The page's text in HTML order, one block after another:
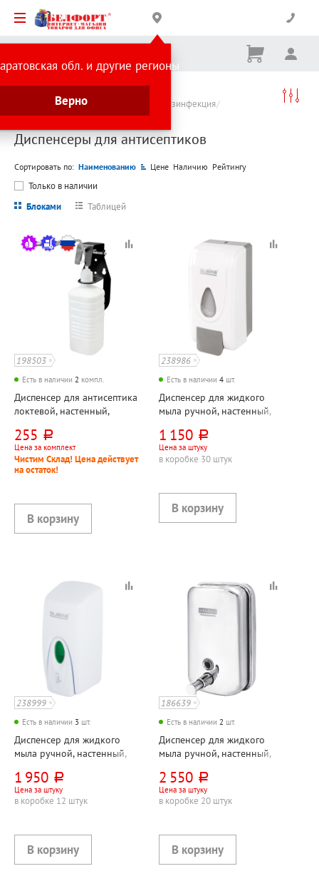
обл. и другие регионы
Верно
Корзина
Ничего
Каталог товаров
Средства индивидуальной защиты и дезинфекция
Диспенсеры для антисептиков
Диспенсеры для антисептиков
Сортировать по: Наименованию Цене Наличию Рейтингу
Только в наличии
Блоками
Таблицей
198503
Есть в наличии 2 компл.
Диспенсер для антисептика
локтевой, настенный,
255 руб.
Цена за комплект
Чистим Склад! Цена действует
на остаток!
238986
Есть в наличии 4 шт.
Диспенсер для жидкого
мыла ручной, настенный,
(Professional)", 1л, пластик,
белый
1 150 руб.
Цена за штуку
в коробке 30 штук
238999
Есть в наличии 3 шт.
Диспенсер для жидкого
мыла ручной, настенный,
(Professional)", 1л, пластик,
белый
1 950 руб.
Цена за штуку
в коробке 12 штук
186639
Есть в наличии 2 шт.
Диспенсер для жидкого
мыла ручной, настенный,
(Professional)", 1л,
нержавеющая сталь
2 550 руб.
Цена за штуку
в коробке 20 штук